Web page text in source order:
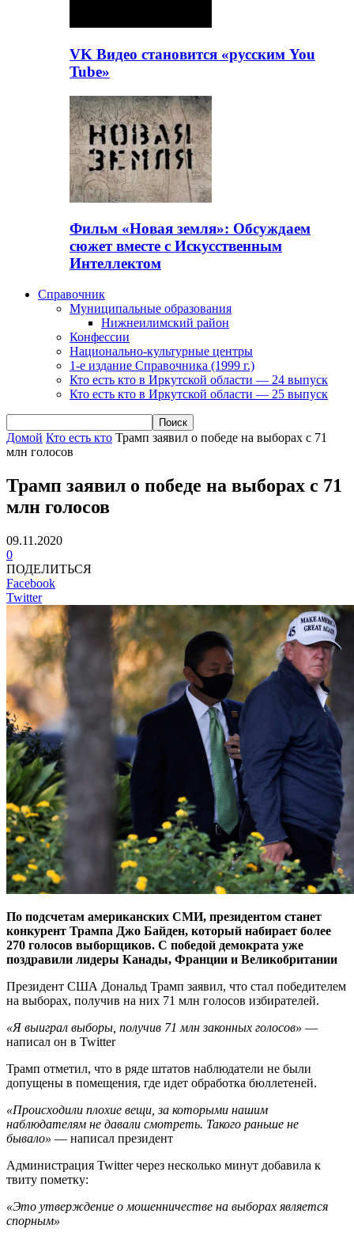
VK Видео становится «русским You
Tube»
Фильм «Новая земля»: Обсуждаем
сюжет вместе с Искусственным
Интеллектом
Справочник
Муниципальные образования
Нижнеилимский район
Конфессии
Национально-культурные центры
1-е издание Справочника (1999 г.)
Кто есть кто в Иркутской области — 24 выпуск
Кто есть кто в Иркутской области — 25 выпуск
Домой Кто есть кто Трамп заявил о победе на выборах с 71
млн голосов
Трамп заявил о победе на выборах с 71
млн голосов
09.11.2020
0
ПОДЕЛИТЬСЯ
Facebook
Twitter
По подсчетам американских СМИ, президентом станет
конкурент Трампа Джо Байден, который набирает более
270 голосов выборщиков. С победой демократа уже
поздравили лидеры Канады, Франции и Великобритании
Президент США Дональд Трамп заявил, что стал победителем
на выборах, получив на них 71 млн голосов избирателей.
«Я выиграл выборы, получив 71 млн законных голосов» —
написал он в Twitter
Трамп отметил, что в ряде штатов наблюдатели не были
допущены в помещения, где идет обработка бюллетеней.
«Происходили плохие вещи, за которыми нашим
наблюдателям не давали смотреть. Такого раньше не
бывало» — написал президент
Администрация Twitter через несколько минут добавила к
твиту пометку:
«Это утверждение о мошенничестве на выборах является
спорным»